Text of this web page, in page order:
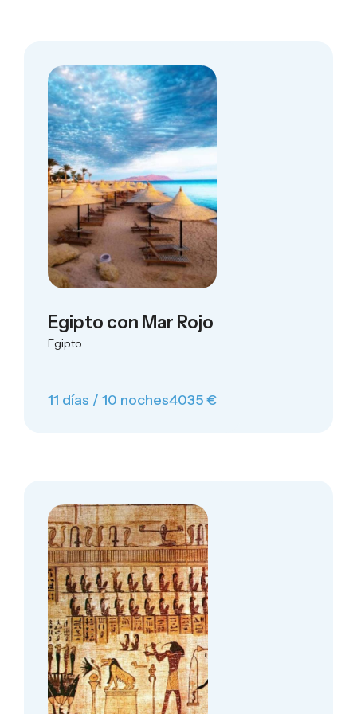
Egipto con Mar Rojo
Egipto
11 días / 10 noches4035 €